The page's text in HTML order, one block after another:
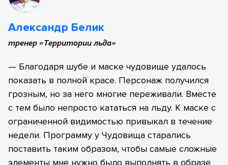
Александр Белик
тренер «Территории льда»
— Благодаря шубе и маске чудовище удалось
показать в полной красе. Персонаж получился
грозным, но за него многие переживали. Вместе
с тем было непросто кататься на льду. К маске с
ограниченной видимостью привыкал в течение
недели. Программу у Чудовища старались
поставить таким образом, чтобы самые сложные
элементы мне нужно было выполнять в образе